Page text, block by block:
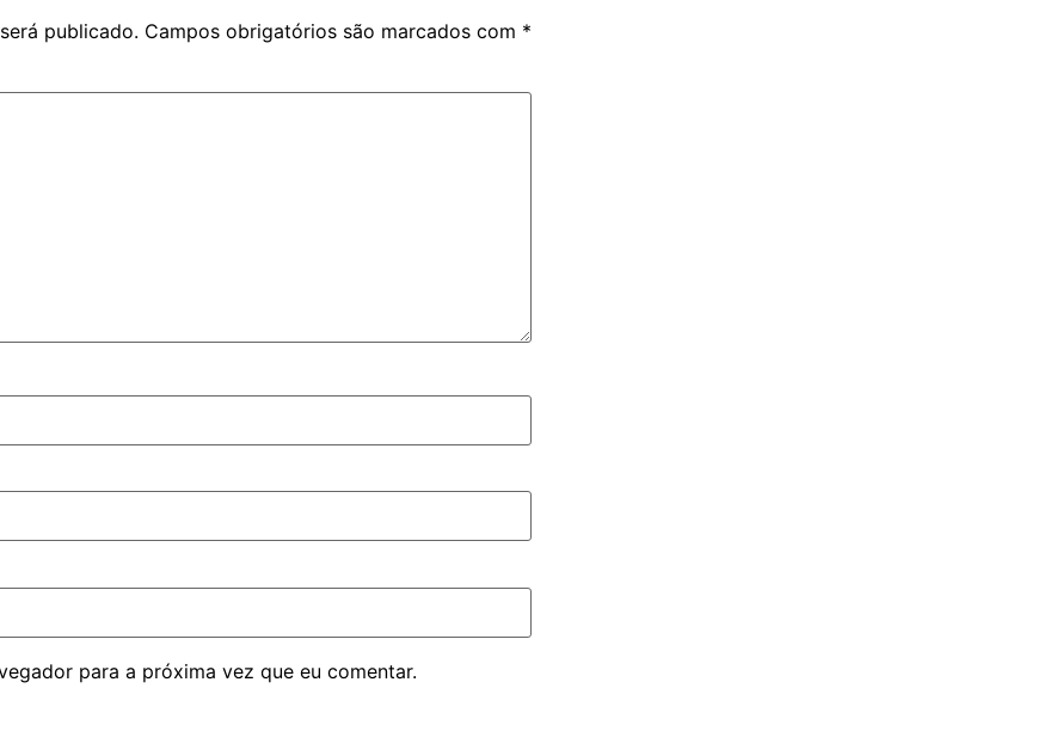
publicado. Campos obrigatórios são marcados com *
para a próxima vez que eu comentar.